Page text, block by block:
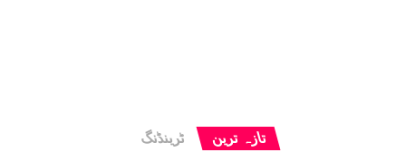
تازہ ترین ٹرینڈنگ